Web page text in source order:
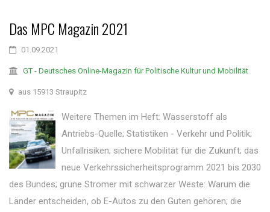
Das MPC Magazin 2021
01.09.2021
GT - Deutsches Online-Magazin für Politische Kultur und Mobilität
aus 15913 Straupitz
Weitere Themen im Heft: Wasserstoff als
Antriebs-Quelle; Statistiken - Verkehr und Politik;
Unfallrisiken; sichere Mobilität für die Zukunft; das
neue Verkehrssicherheitsprogramm 2021 bis 2030
des Bundes; grüne Stromer mit schwarzer Weste: Warum die
Länder entscheiden, ob E-Autos zu den Guten gehören; die